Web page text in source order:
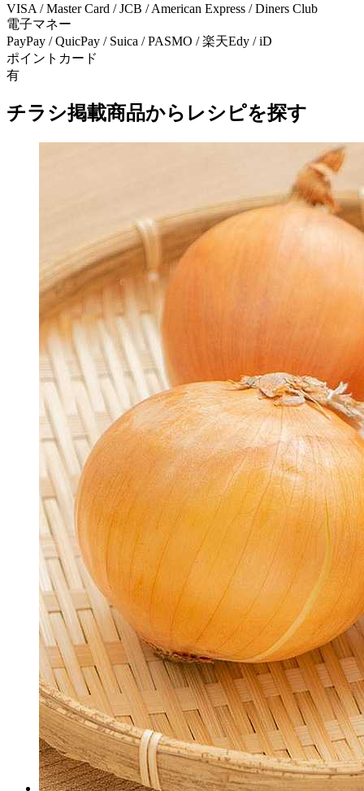
VISA / Master Card / JCB / American Express / Diners Club
電子マネー
PayPay / QuicPay / Suica / PASMO / 楽天Edy / iD
ポイントカード
有
チラシ掲載商品からレシピを探す